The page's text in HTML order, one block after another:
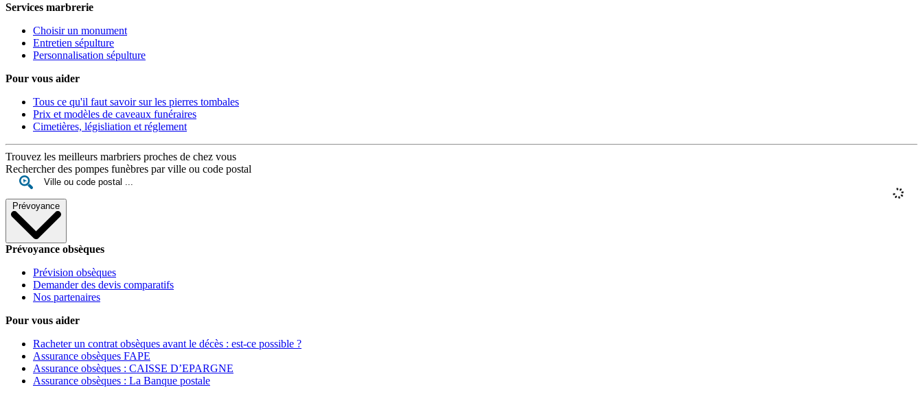
Services marbrerie
Choisir un monument
Entretien sépulture
Personnalisation sépulture
Pour vous aider
Tous ce qu'il faut savoir sur les pierres tombales
Prix et modèles de caveaux funéraires
Cimetières, législiation et réglement
Trouvez les meilleurs marbriers proches de chez vous
Rechercher des pompes funèbres par ville ou code postal
Prévoyance
Prévoyance obsèques
Prévision obsèques
Demander des devis comparatifs
Nos partenaires
Pour vous aider
Racheter un contrat obsèques avant le décès : est-ce possible ?
Assurance obsèques FAPE
Assurance obsèques : CAISSE D’EPARGNE
Assurance obsèques : La Banque postale